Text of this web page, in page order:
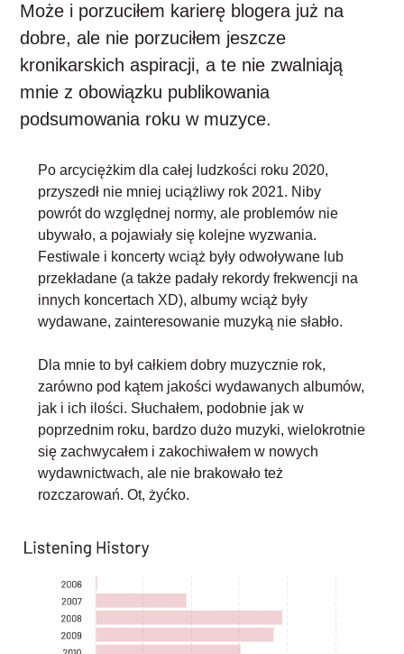
Może i porzuciłem karierę blogera już na
dobre, ale nie porzuciłem jeszcze
kronikarskich aspiracji, a te nie zwalniają
mnie z obowiązku publikowania
podsumowania roku w muzyce.
Po arcyciężkim dla całej ludzkości roku 2020,
przyszedł nie mniej uciążliwy rok 2021. Niby
powrót do względnej normy, ale problemów nie
ubywało, a pojawiały się kolejne wyzwania.
Festiwale i koncerty wciąż były odwoływane lub
przekładane (a także padały rekordy frekwencji na
innych koncertach XD), albumy wciąż były
wydawane, zainteresowanie muzyką nie słabło.
Dla mnie to był całkiem dobry muzycznie rok,
zarówno pod kątem jakości wydawanych albumów,
jak i ich ilości. Słuchałem, podobnie jak w
poprzednim roku, bardzo dużo muzyki, wielokrotnie
się zachwycałem i zakochiwałem w nowych
wydawnictwach, ale nie brakowało też
rozczarowań. Ot, żyćko.